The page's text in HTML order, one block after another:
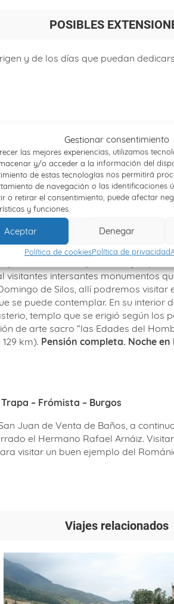
Gestionar consentimiento
las mejores experiencias, utilizamos
y/o acceder a la información del
de estas tecnologías nos permitirá
de navegación o las identificaciones
o retirar el consentimiento, puede afectar
y funciones.
Aceptar Denegar
Política de cookiesPolítica de privacidad
POSIBLES
y de los días que puedan
San Pedro de Cardeña – Cartuja de
donde podremos ver los
de la Evolución Humana,
la tarde iremos a San Pedro de
a tan solo unos tres km del centro
en Burgos.
– Burgos
nos ofrece un precioso ejemplo
intersantes monumentos
de Silos, allí podremos
se puede contemplar. En su
templo que se erigió según los
de arte sacro “las Edades del
km). Pensión completa. Noche en
– Frómista – Burgos
Juan de Venta de Baños, a
el Hermano Rafael Arnáiz.
visitar un buen ejemplo del
Viajes relacionados